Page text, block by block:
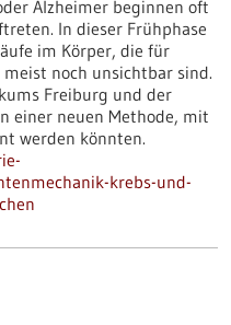
Alzheimer beginnen oft
In dieser Frühphase
im Körper, die für
noch unsichtbar sind.
Freiburg und der
einer neuen Methode, mit
werden könnten.
krebs-und-